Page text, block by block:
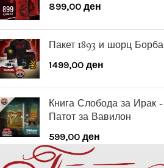
899,00 ден
Пакет 1893 и шорц Борба
1499,00 ден
Книга Слобода за Ирак -
Патот за Вавилон
599,00 ден